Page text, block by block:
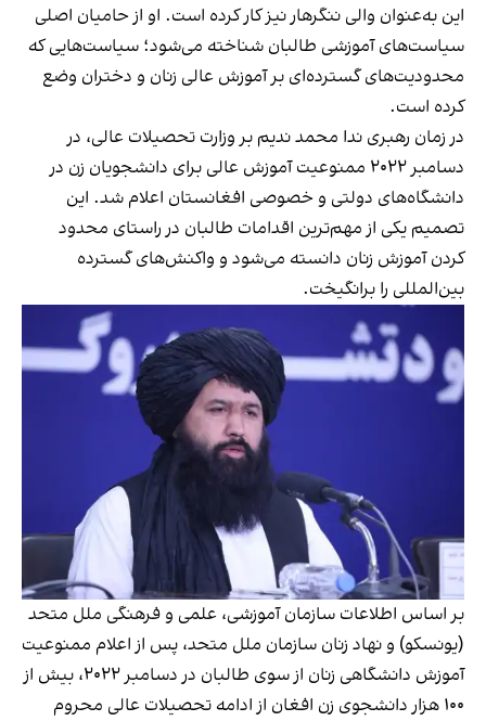
این به‌عنوان والی ننگرهار نیز کار کرده است. او از حامیان اصلی
سیاست‌های آموزشی طالبان شناخته می‌شود؛ سیاست‌هایی که
محدودیت‌های گسترده‌ای بر آموزش عالی زنان و دختران وضع
کرده است.
در زمان رهبری ندا محمد ندیم بر وزارت تحصیلات عالی، در
دسامبر ۲۰۲۲ ممنوعیت آموزش عالی برای دانشجویان زن در
دانشگاه‌های دولتی و خصوصی افغانستان اعلام شد. این
تصمیم یکی از مهم‌ترین اقدامات طالبان در راستای محدود
کردن آموزش زنان دانسته می‌شود و واکنش‌های گسترده
بین‌المللی را برانگیخت.
بر اساس اطلاعات سازمان آموزشی، علمی و فرهنگی ملل متحد
(یونسکو) و نهاد زنان سازمان ملل متحد، پس از اعلام ممنوعیت
آموزش دانشگاهی زنان از سوی طالبان در دسامبر ۲۰۲۲، بیش از
۱۰۰ هزار دانشجوی زن افغان از ادامه تحصیلات عالی محروم